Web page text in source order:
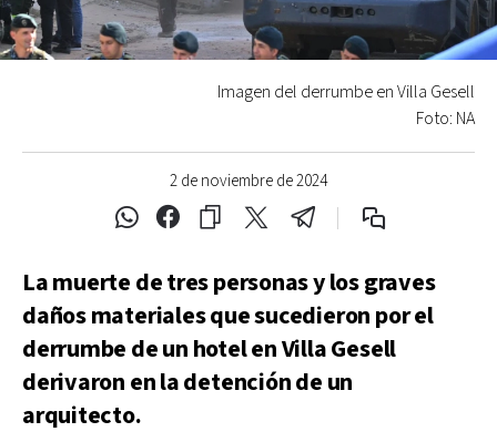
2 de noviembre de 2024
Imagen del derrumbe en Villa Gesell
Foto: NA
La muerte de tres personas y los graves
daños materiales que sucedieron por el
derrumbe de un hotel en Villa Gesell
derivaron en la detención de un
arquitecto.